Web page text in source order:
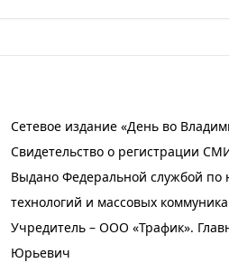
Сетевое издание «День во
Свидетельство о регистрации
Выдано Федеральной службой по
технологий и массовых
Учредитель – ООО «Трафик».
Юрьевич